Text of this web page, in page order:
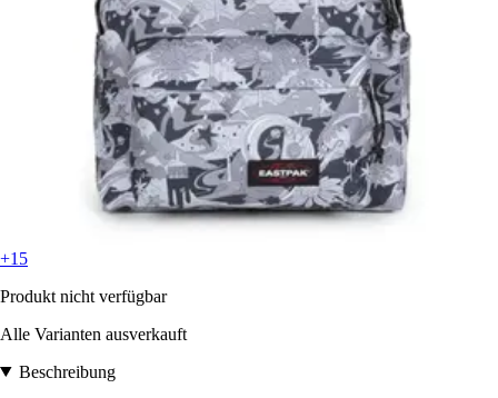
+15
Produkt nicht verfügbar
Alle Varianten ausverkauft
Beschreibung